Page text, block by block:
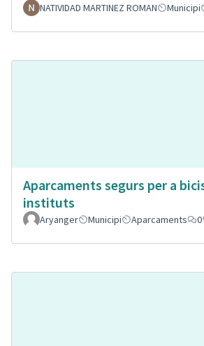
NATIVIDAD MARTINEZ ROMAN Municipi
Aparcaments segurs per a
instituts
Aryanger Municipi Aparcaments 0